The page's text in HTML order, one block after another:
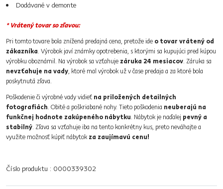
Dodávané v demonte
* Vrátený tovar so zľavou:
Pri tomto tovare bola znížená predajná cena, pretože ide o tovar vrátený od
zákazníka . Výrobok javí známky opotrebenia, s ktorými sa kupujúci pred kúpou
výrobku oboznámil. Na výrobok sa vzťahuje záruka 24 mesiacov . Záruka sa
nevzťahuje na vady , ktoré mal výrobok už v čase predaja a za ktoré bola
poskytnutá zľava.
Poškodenie či výrobné vady vidieť na priložených detailných
fotografiách . Obité a poškriabané nohy. Tieto poškodenia neuberajú na
funkčnej hodnote zakúpeného nábytku . Nábytok je naďalej pevný a
stabilný . Zľava sa vzťahuje iba na tento konkrétny kus, preto neváhajte a
využite možnosť kúpiť nábytok za zaujímavú cenu!
Číslo produktu : 0000339302